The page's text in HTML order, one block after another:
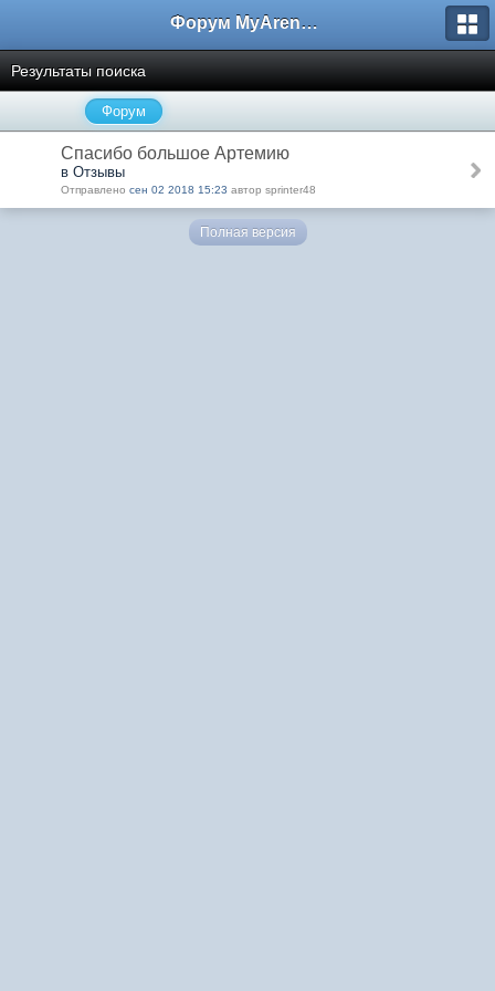
Форум MyArena.ru
Результаты поиска
Форум
Спасибо большое Артемию
в Отзывы
Отправлено сен 02 2018 15:23 автор sprinter48
Полная версия